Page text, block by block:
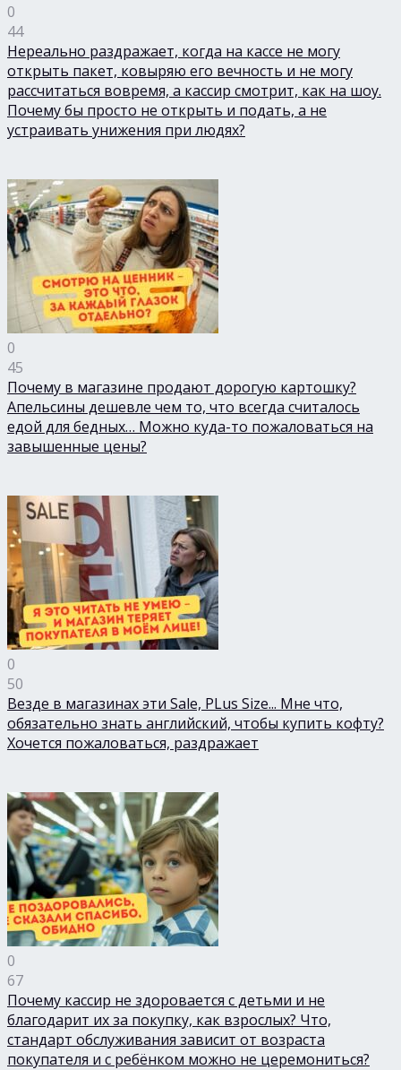
0
44
Нереально раздражает, когда на кассе не могу
открыть пакет, ковыряю его вечность и не могу
рассчитаться вовремя, а кассир смотрит, как на шоу.
Почему бы просто не открыть и подать, а не
устраивать унижения при людях?
0
45
Почему в магазине продают дорогую картошку?
Апельсины дешевле чем то, что всегда считалось
едой для бедных… Можно куда-то пожаловаться на
завышенные цены?
0
50
Везде в магазинах эти Sale, PLus Size... Мне что,
обязательно знать английский, чтобы купить кофту?
Хочется пожаловаться, раздражает
0
67
Почему кассир не здоровается с детьми и не
благодарит их за покупку, как взрослых? Что,
стандарт обслуживания зависит от возраста
покупателя и с ребёнком можно не церемониться?